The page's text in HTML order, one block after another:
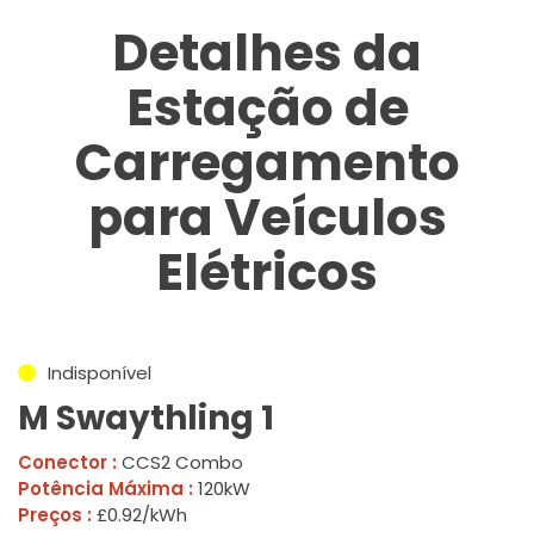
Detalhes da
Estação de
Carregamento
para Veículos
Elétricos
Indisponível
M Swaythling 1
Conector : CCS2 Combo
Potência Máxima : 120kW
Preços : £0.92/kWh